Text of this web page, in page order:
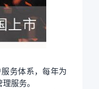
务体系，每年为
服务。